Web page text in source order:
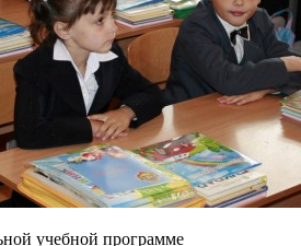
учебной программе